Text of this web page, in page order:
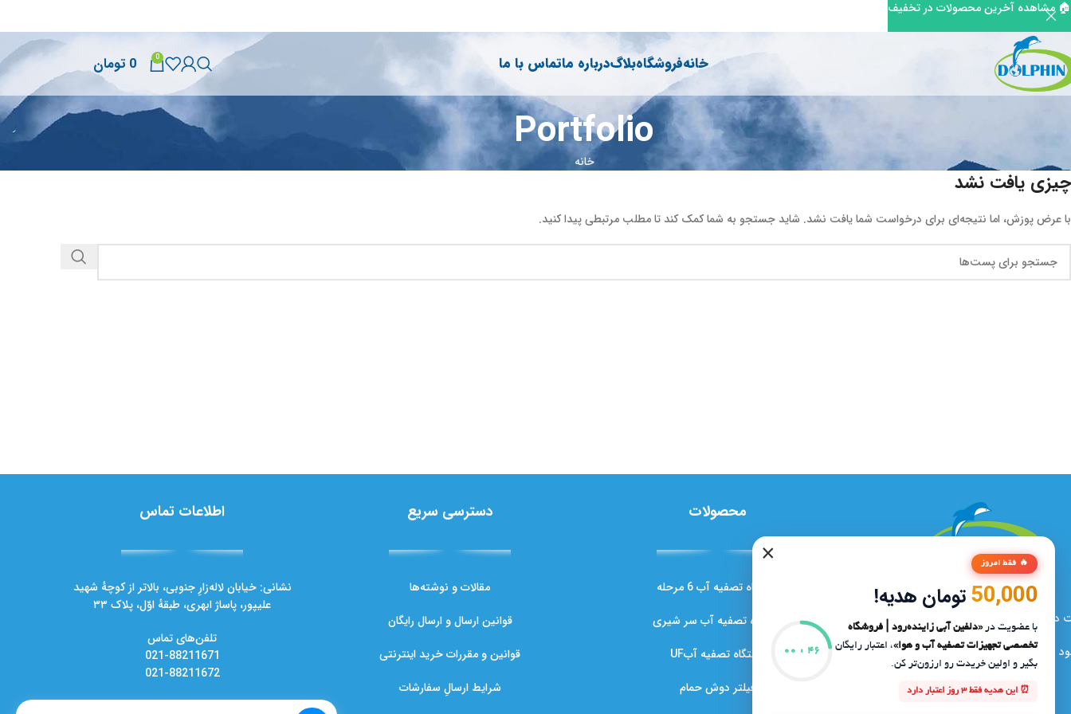
خانهفروشگاهبلاگدرباره ماتماس با ما 0
0 تومان
Portfolio
خانه
چیزی یافت نشد
با عرض پوزش، اما نتیجه‌ای برای درخواست شما یافت نشد. شاید جستجو به شما کمک کند تا مطلب مرتبطی پیدا کنید.
اطلاعات تماس
نشانی: خیابان لاله‌زارِ جنوبی، بالاتر از کوچهٔ شهید
علیپور، پاساژ ابهری، طبقهٔ اوّل، پلاک ۳۳
تلفن‌های تماس
021-88211671
021-88211672
دسترسی سریع
مقالات و نوشته‌ها
قوانین ارسال و ارسال رایگان
قوانین و مقررات خرید اینترنتی
شرایط ارسالِ سفارشات
محصولات
دستگاه تصفیه آب 6 مرحله
دستگاه تصفیه آب سر شیری
دستگاه تصفیه آبUF
فیلتر دوش حمام
آبی زاینده‌رود از سال ۱۳۸۱ فعالیت
را با هدف ارتقای کیفیت آب مصرفی
در ایران آغاز کرد.
🏠 مشاهده آخرین محصولات در تخفیف
×
🔥 فقط امروز
50,000تومان هدیه!
با عضویت در«دلفین آبی زاینده‌رود | فروشگاه
تخصصی تجهیزات تصفیه آب و هوا»، اعتبار رایگان
بگیر و اولین خریدت رو ارزون‌تر کن.
⏰ این هدیه فقط 3 روز اعتبار دارد
46
:
00